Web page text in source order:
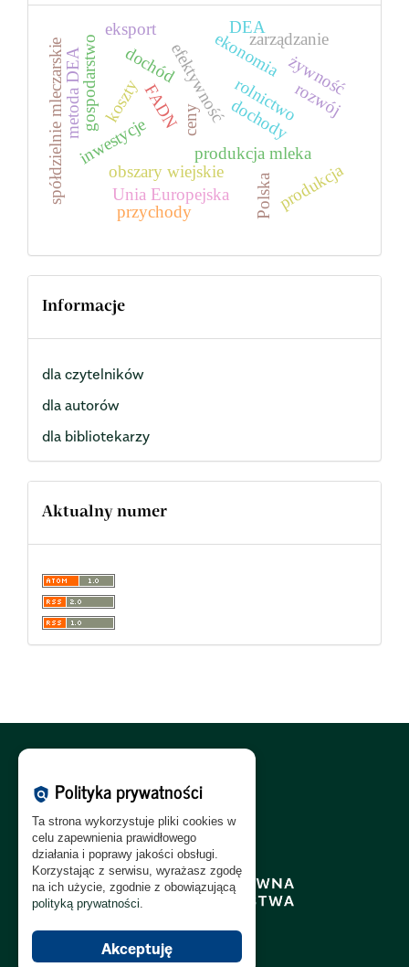
rolnictwo
efektywność
produkcja mleka
obszary wiejskie
Polska
Unia Europejska
inwestycje
metoda DEA ekonomia
ceny
FADN
koszty
dochód
produkcja
przychody
gospodarstwo
eksport
dochodyrozwój
zarządzanie
żywność
DEA
spółdzielnie mleczarskie
Informacje
dla czytelników
dla autorów
dla bibliotekarzy
Aktualny numer
Polityka Prywatności:PL
Polityka RODO:PL|EN
policy Polityka prywatności
Ta strona wykorzystuje pliki cookies w
celu zapewnienia prawidłowego
działania i poprawy jakości obsługi.
Korzystając z serwisu, wyrażasz zgodę
na ich użycie, zgodnie z obowiązującą
polityką prywatności
Akceptuję